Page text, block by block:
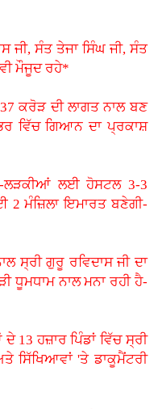
ਜੀ, ਸੰਤ ਤੇਜਾ ਸਿੰਘ ਜੀ, ਸੰਤ
ਮੌਜੂਦ ਰਹੇ*
ਕਰੋੜ ਦੀ ਲਾਗਤ ਨਾਲ ਬਣ
ਵਿੱਚ ਗਿਆਨ ਦਾ ਪ੍ਰਕਾਸ਼
ਲੜਕੀਆਂ ਲਈ ਹੋਸਟਲ 3-3
2 ਮੰਜ਼ਿਲਾ ਇਮਾਰਤ ਬਣੇਗੀ-
ਸ੍ਰੀ ਗੁਰੂ ਰਵਿਦਾਸ ਜੀ ਦਾ
ਧੂਮਧਾਮ ਨਾਲ ਮਨਾ ਰਹੀ ਹੈ-
13 ਹਜ਼ਾਰ ਪਿੰਡਾਂ ਵਿੱਚ ਸ੍ਰੀ
ਸਿੱਖਿਆਵਾਂ 'ਤੇ ਡਾਕੂਮੈਂਟਰੀ